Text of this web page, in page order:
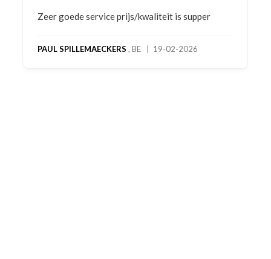
Bestelling gedaan vanwege goede prijzen en
bestelling al ontvangen met gifts, waardoor je